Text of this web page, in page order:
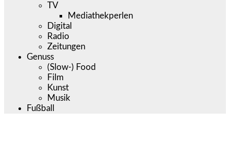
TV
Mediathekperlen
Digital
Radio
Zeitungen
Genuss
(Slow-) Food
Film
Kunst
Musik
Fußball